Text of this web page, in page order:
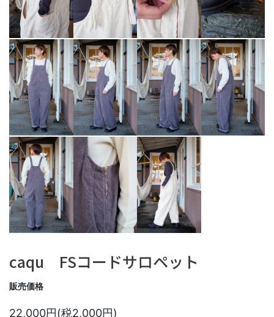
caqu FSコードサロペット
販売価格
22,000円(税2,000円)